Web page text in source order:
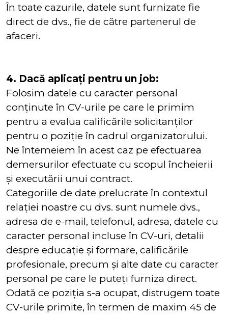
În toate cazurile, datele sunt furnizate fie
direct de dvs., fie de către partenerul de
afaceri.
4. Dacă aplicați pentru un job:
Folosim datele cu caracter personal
conținute în CV-urile pe care le primim
pentru a evalua calificările solicitanților
pentru o poziție în cadrul organizatorului.
Ne întemeiem în acest caz pe efectuarea
demersurilor efectuate cu scopul încheierii
și executării unui contract.
Categoriile de date prelucrate în contextul
relației noastre cu dvs. sunt numele dvs.,
adresa de e-mail, telefonul, adresa, datele cu
caracter personal incluse în CV-uri, detalii
despre educație și formare, calificările
profesionale, precum și alte date cu caracter
personal pe care le puteți furniza direct.
Odată ce poziția s-a ocupat, distrugem toate
CV-urile primite, în termen de maxim 45 de